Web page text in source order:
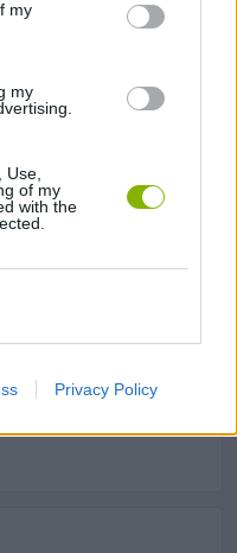
my
my
of my
with the
Privacy Policy